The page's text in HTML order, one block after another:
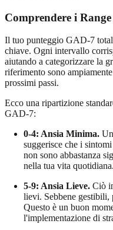
Comprendere i
Il tuo punteggio GAD-7
chiave. Ogni intervallo
aiutando a categorizzare la
riferimento sono
prossimi passi.
Ecco una ripartizione
GAD-7:
0-4: Ansia Minima.
suggerisce che i
non sono abbastanza
nella tua vita quotidiana.
5-9: Ansia Lieve. Ciò
lievi. Sebbene gestibili,
Questo è un buon
l'implementazione di